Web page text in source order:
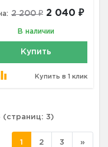
2 200 ₽ 2 040 ₽
В наличии
Купить
Купить в 1 клик
(страниц: 3)
1 2 3 »